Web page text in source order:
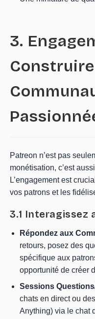
3.
Patreon n’est pas
monétisation, c’est
L’engagement est
vos patrons et les
3.1 Interagissez
Répondez aux
retours, posez des
spécifique aux
opportunité de créer
Sessions
chats en direct ou
Anything) via le chat